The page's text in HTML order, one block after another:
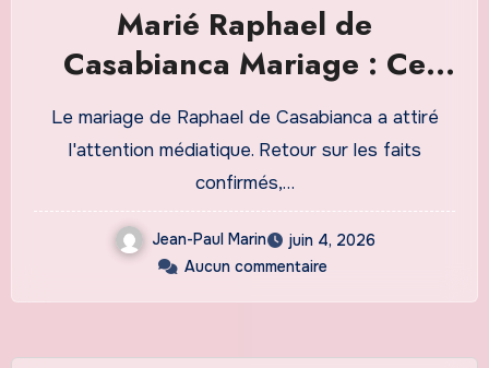
Marié Raphael de
Casabianca Mariage : Ce
Que l’On Sait
Le mariage de Raphael de Casabianca a attiré
l'attention médiatique. Retour sur les faits
confirmés,…
Jean-Paul Marin
juin 4, 2026
Aucun commentaire